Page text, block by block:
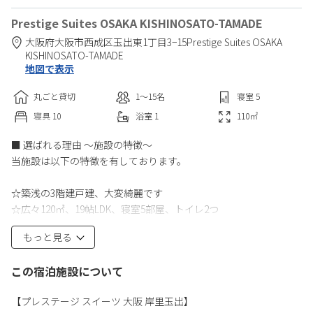
Prestige Suites OSAKA KISHINOSATO-TAMADE
大阪府大阪市西成区玉出東1丁目3−15Prestige Suites OSAKA
KISHINOSATO-TAMADE
地図で表示
丸ごと貸切 1〜15名 寝室 5
寝具 10 浴室 1 110㎡
■ 選ばれる理由 ～施設の特徴～
当施設は以下の特徴を有しております。
☆築浅の3階建戸建、大変綺麗です
☆広々120㎡、19帖LDK、寝室5部屋、トイレ2つ
リビングにソファベッドはなく団らん専用スペースとしている
点が、他の多くの施設とは異なります
☆66インチ大画面TV（ネット番組視聴可）
☆最大2Gの国内最速光回線
もっと見る
この宿泊施設について
【プレステージ スイーツ 大阪 岸里玉出】